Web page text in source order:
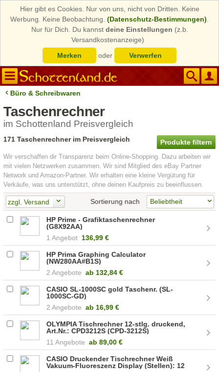
Hier gibt es Cookies. Nur von uns, nicht von Dritten. Keine
Werbung. Keine Beobachtung. (Datenschutz-Bestimmungen)
Nur für Dich. Du kannst deine Einstellungen (z.b.
Versandkostenanzeige)
Merken
oder Verwerfen
Büro & Schreibwaren
Taschenrechner
im Schottenland Preisvergleich
Produkte filtern
171 Taschenrechner im Preisvergleich
Wir verschaffen dir Transparenz beim Online-Shopping. Dazu arbeiten wir
mit vielen Netzwerken zusammen. Wir sind Mitglied des eBay Partner
Network und Amazon-Partner. Wir erhalten eine kleine Vergütung für
Verkäufe, was uns unterstützt, ohne deinen Kaufpreis zu beeinflussen.
zzgl. Versand Sortierung nach
HP Prime - Grafiktaschenrechner
(G8X92AA)
1 Angebot 136,99 €
HP Prima Graphing Calculator
(NW280AA#B1S)
2 Angebote ab 132,84 €
CASIO SL-1000SC gold Taschenr. (SL-
1000SC-GD)
2 Angebote ab 16,99 €
OLYMPIA Tischrechner 12-stlg. druckend,
Art.Nr.: CPD3212S (CPD-3212S)
11 Angebote ab 89,00 €
CASIO Druckender Tischrechner Weiß
Vakuum-Fluoreszenz Display (Stellen): 12